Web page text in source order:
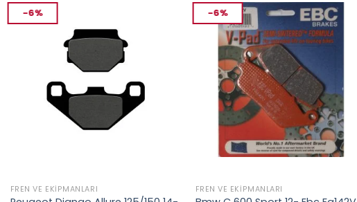
-6%
FREN VE EKIPMANLARI
-6%
FREN VE EKIPMANLARI